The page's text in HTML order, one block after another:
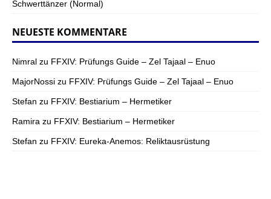
Schwerttänzer (Normal)
NEUESTE KOMMENTARE
Nimral zu FFXIV: Prüfungs Guide – Zel Tajaal – Enuo
MajorNossi zu FFXIV: Prüfungs Guide – Zel Tajaal – Enuo
Stefan zu FFXIV: Bestiarium – Hermetiker
Ramira zu FFXIV: Bestiarium – Hermetiker
Stefan zu FFXIV: Eureka-Anemos: Reliktausrüstung